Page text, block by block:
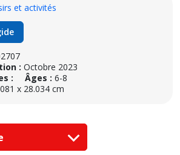
et activités
: Octobre 2023
:
Âges : 6-8
x 28.034 cm